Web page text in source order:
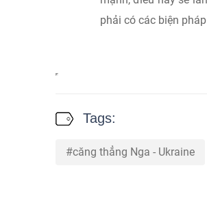
phải có các biện
Tags:
căng thẳng Nga - Ukraine